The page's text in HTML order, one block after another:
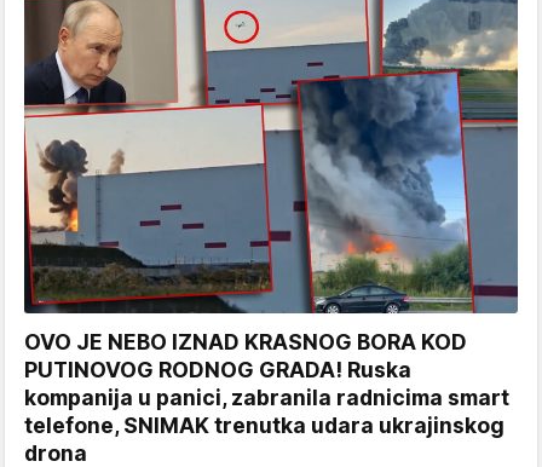
OVO JE NEBO IZNAD KRASNOG BORA KOD
PUTINOVOG RODNOG GRADA! Ruska
kompanija u panici, zabranila radnicima smart
telefone, SNIMAK trenutka udara ukrajinskog
drona